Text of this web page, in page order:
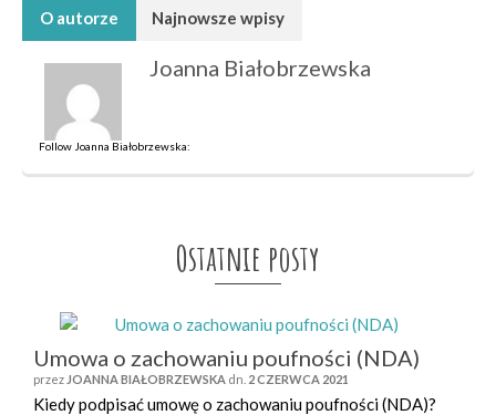
O autorze Najnowsze wpisy
Follow Joanna Białobrzewska:
Joanna Białobrzewska
Ostatnie posty
Umowa o zachowaniu poufności (NDA)
przez JOANNA BIAŁOBRZEWSKA dn. 2 CZERWCA 2021
Kiedy podpisać umowę o zachowaniu poufności (NDA)?